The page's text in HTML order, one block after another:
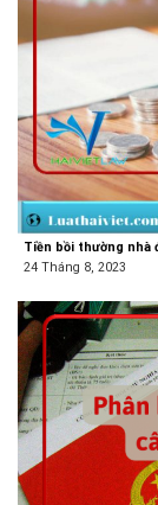
Tiền bồi thường nhà
24 Tháng 8, 2023